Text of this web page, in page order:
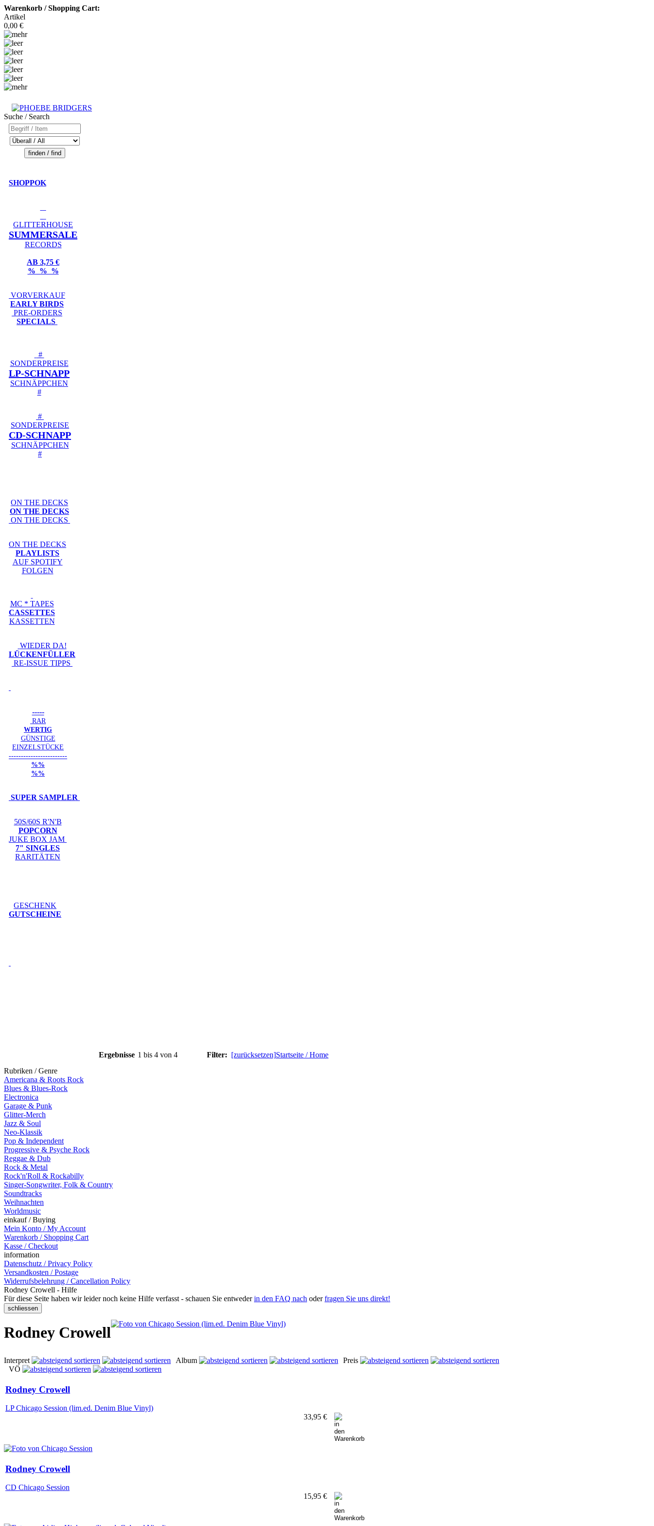
Warenkorb / Shopping Cart:
Artikel
0,00 €
Suche / Search
SHOPPOK
GLITTERHOUSE
SUMMERSALE
RECORDS
AB 3,75 €
% % %
VORVERKAUF
EARLY BIRDS
PRE-ORDERS
SPECIALS
#
SONDERPREISE
LP-SCHNAPP
SCHNÄPPCHEN
#
#
SONDERPREISE
CD-SCHNAPP
SCHNÄPPCHEN
#
ON THE DECKS
ON THE DECKS
ON THE DECKS
ON THE DECKS
PLAYLISTS
AUF SPOTIFY
FOLGEN
MC * TAPES
CASSETTES
KASSETTEN
WIEDER DA!
LÜCKENFÜLLER
RE-ISSUE TIPPS
-----
RAR
WERTIG
GÜNSTIGE
EINZELSTÜCKE
------------------------
%%
%%
SUPER SAMPLER
50S/60S R'N'B
POPCORN
JUKE BOX JAM
7" SINGLES
RARITÄTEN
GESCHENK
GUTSCHEINE
Ergebnisse 1 bis 4 von 4 Filter: [zurücksetzen]Startseite / Home
Rubriken / Genre
Americana & Roots Rock
Blues & Blues-Rock
Electronica
Garage & Punk
Glitter-Merch
Jazz & Soul
Neo-Klassik
Pop & Independent
Progressive & Psyche Rock
Reggae & Dub
Rock & Metal
Rock'n'Roll & Rockabilly
Singer-Songwriter, Folk & Country
Soundtracks
Weihnachten
Worldmusic
einkauf / Buying
Mein Konto / My Account
Warenkorb / Shopping Cart
Kasse / Checkout
information
Datenschutz / Privacy Policy
Versandkosten / Postage
Widerrufsbelehrung / Cancellation Policy
Rodney Crowell - Hilfe
Für diese Seite haben wir leider noch keine Hilfe verfasst - schauen Sie entwederin den FAQ nach oderfragen Sie uns direkt!
Rodney Crowell
Interpret Album
Preis
VÖ
Rodney Crowell
LP Chicago Session (lim.ed. Denim Blue Vinyl)
33,95 €
Rodney Crowell
CD Chicago Session
15,95 €